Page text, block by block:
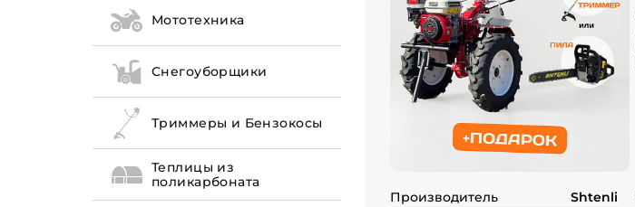
Мототехника
Снегоуборщики
Триммеры и Бензокосы
Теплицы из
поликарбоната
Производитель Shtenli